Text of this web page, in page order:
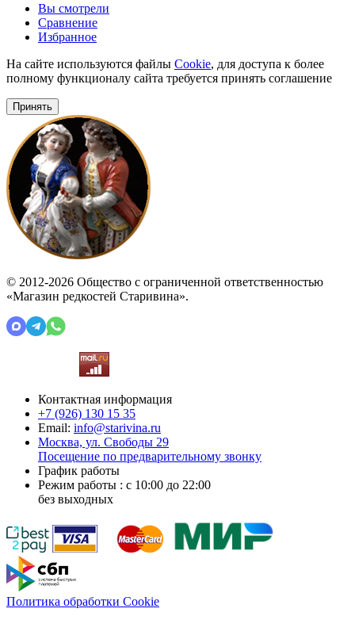
Вы смотрели
Сравнение
Избранное
На сайте используются файлы Cookie, для доступа к более
полному функционалу сайта требуется принять соглашение
Принять
© 2012-2026 Общество с ограниченной ответственностью
«Магазин редкостей Старивина».
Контактная информация
+7 (926) 130 15 35
Email: info@starivina.ru
Москва, ул. Свободы 29
Посещение по предварительному звонку
График работы
Режим работы : с 10:00 до 22:00
без выходных
Политика обработки Cookie